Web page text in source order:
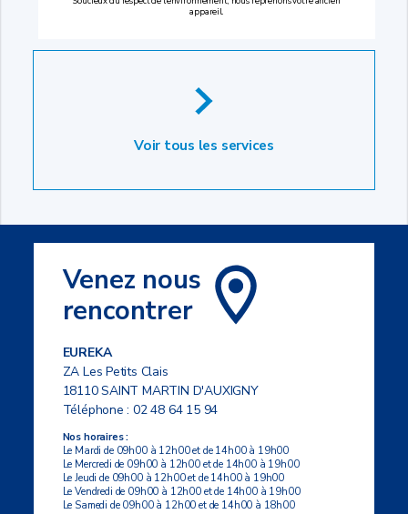
appareil.
Voir tous les services
Venez nous
rencontrer
EUREKA
ZA Les Petits Clais
18110 SAINT MARTIN D'AUXIGNY
Téléphone :02 48 64 15 94
Nos horaires :
Le Mardi de 09h00 à 12h00 et de 14h00 à 19h00
Le Mercredi de 09h00 à 12h00 et de 14h00 à 19h00
Le Jeudi de 09h00 à 12h00 et de 14h00 à 19h00
Le Vendredi de 09h00 à 12h00 et de 14h00 à 19h00
Le Samedi de 09h00 à 12h00 et de 14h00 à 18h00